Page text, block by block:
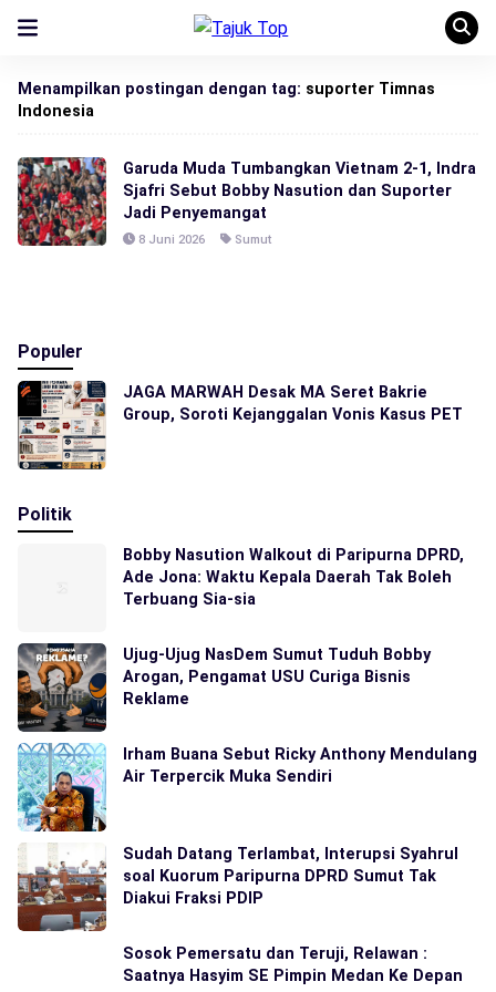
Menampilkan postingan dengan tag: suporter Timnas
Indonesia
Garuda Muda Tumbangkan Vietnam 2-1, Indra
Sjafri Sebut Bobby Nasution dan Suporter
Jadi Penyemangat
8 Juni 2026 Sumut
Populer
JAGA MARWAH Desak MA Seret Bakrie
Group, Soroti Kejanggalan Vonis Kasus PET
Politik
Bobby Nasution Walkout di Paripurna DPRD,
Ade Jona: Waktu Kepala Daerah Tak Boleh
Terbuang Sia-sia
Ujug-Ujug NasDem Sumut Tuduh Bobby
Arogan, Pengamat USU Curiga Bisnis
Reklame
Irham Buana Sebut Ricky Anthony Mendulang
Air Terpercik Muka Sendiri
Sudah Datang Terlambat, Interupsi Syahrul
soal Kuorum Paripurna DPRD Sumut Tak
Diakui Fraksi PDIP
Sosok Pemersatu dan Teruji, Relawan :
Saatnya Hasyim SE Pimpin Medan Ke Depan